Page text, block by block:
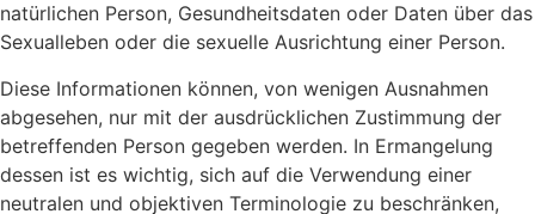
natürlichen Person, Gesundheitsdaten oder Daten über das
Sexualleben oder die sexuelle Ausrichtung einer Person.
Diese Informationen können, von wenigen Ausnahmen
abgesehen, nur mit der ausdrücklichen Zustimmung der
betreffenden Person gegeben werden. In Ermangelung
dessen ist es wichtig, sich auf die Verwendung einer
neutralen und objektiven Terminologie zu beschränken,